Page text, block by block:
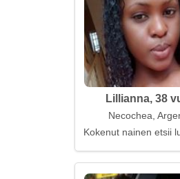
Lillianna, 38
Necochea,
Kokenut nainen etsii